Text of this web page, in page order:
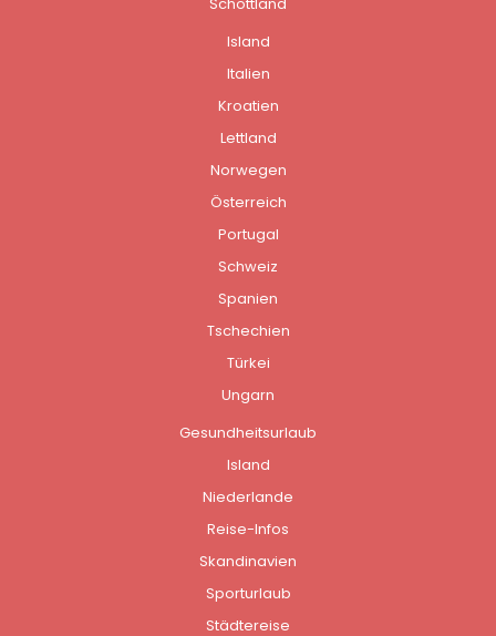
Schottland
Island
Italien
Kroatien
Lettland
Norwegen
Österreich
Portugal
Schweiz
Spanien
Tschechien
Türkei
Ungarn
Gesundheitsurlaub
Island
Niederlande
Reise-Infos
Skandinavien
Sporturlaub
Städtereise